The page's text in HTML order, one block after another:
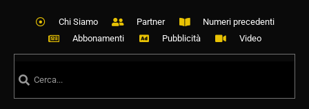
Chi Siamo Partner
Numeri precedenti
Abbonamenti
Pubblicità Video